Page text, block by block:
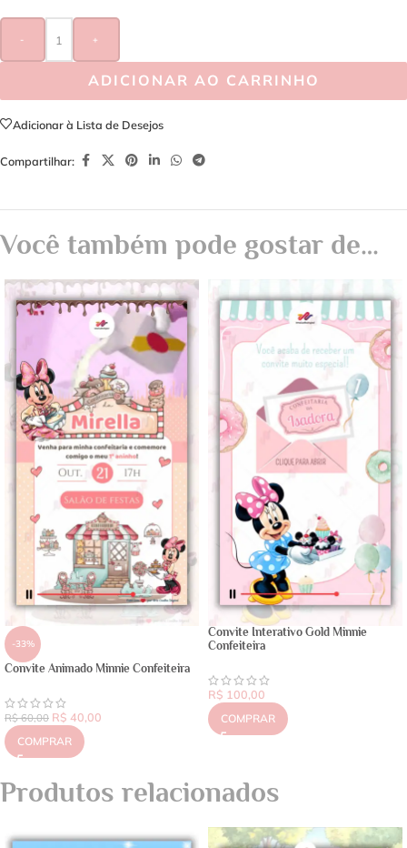
- +
ADICIONAR AO CARRINHO
Adicionar à Lista de Desejos
Compartilhar:
Você também pode gostar de…
-33%
Convite Animado Minnie Confeiteira
R$60,00 R$ 40,00
COMPRAR
Convite Interativo Gold Minnie
Confeiteira
R$ 100,00
COMPRAR
Produtos relacionados